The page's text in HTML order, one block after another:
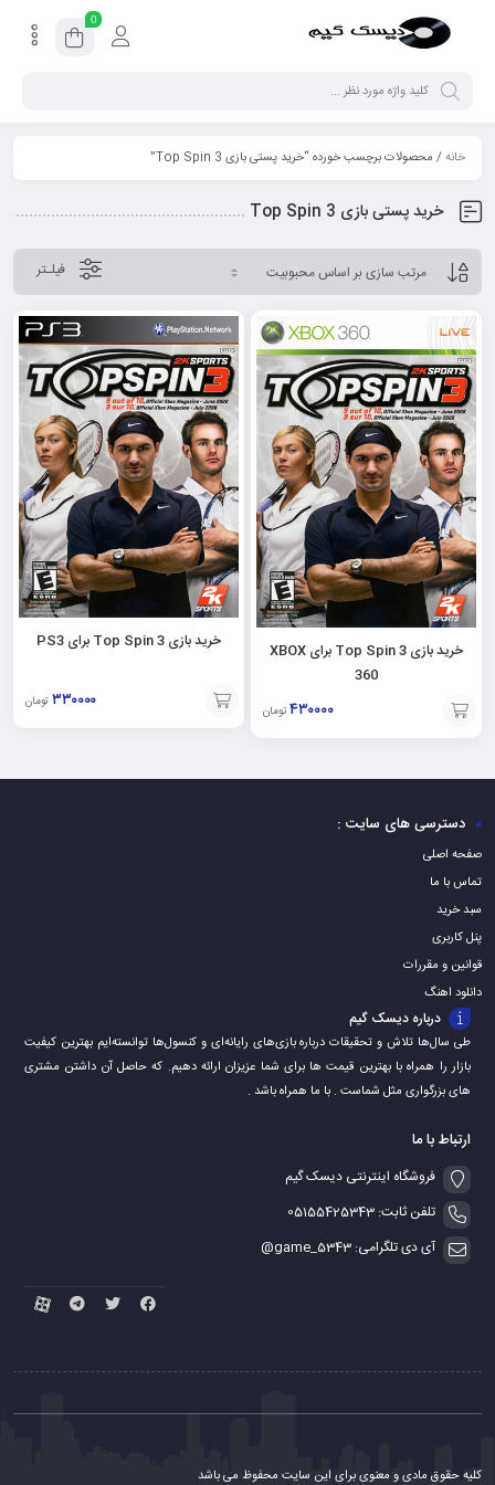
0
خانه/ محصولات برچسب خورده “خرید پستی بازی Top Spin 3”
خرید پستی بازی Top Spin 3
فیلـتر
خرید بازی Top Spin 3 برای XBOX
360
۴۳۰۰۰۰ تومان
افزودن
به
خرید بازی Top Spin 3 برای PS3
۳۳۰۰۰۰ تومان
افزودن
دسترسی های سایت :
صفحه اصلی
تماس با ما
سبد خرید
پنل کاربری
قوانین و مقررات
دانلود اهنگ
درباره دیسک گیم
طی سال‌ها تلاش و تحقیقات درباره بازی‌های رایانه‌ای و کنسول‌ها توانسته‌ایم بهترین کیفیت
بازار را همراه با بهترین قیمت ها برای شما عزیزان ارائه دهیم. که حاصل آن داشتن مشتری
های بزرگواری مثل شماست . با ما همراه باشد .
ارتباط با ما
فروشگاه اینترنتی دیسک گیم
تلفن ثابت: 05155425343
آی دی تلگرامی: game_5343@
کلیه حقوق مادی و معنوی برای این سایت محفوظ می باشد